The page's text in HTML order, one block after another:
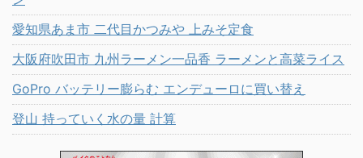
愛知県あま市 二代目かつみや 上みそ定食
大阪府吹田市 九州ラーメン一品香 ラーメンと高菜ライス
GoPro バッテリー膨らむ エンデューロに買い替え
登山 持っていく水の量 計算